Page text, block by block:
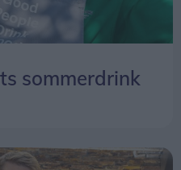
sommerdrink